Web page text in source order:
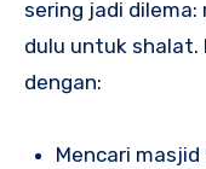
sering jadi
dulu untuk shalat.
dengan:
Mencari